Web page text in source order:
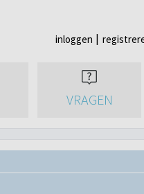
inloggen
VRAGEN